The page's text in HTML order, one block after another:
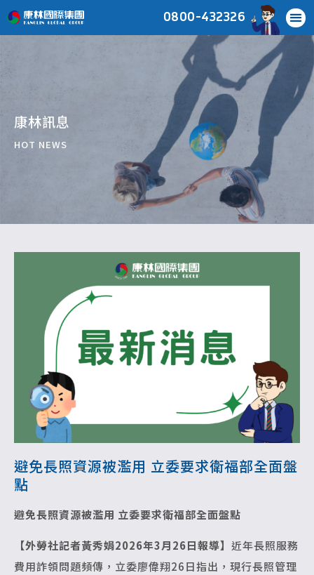
0800-432326
康林訊息
HOT NEWS
避免長照資源被濫用 立委要求衛福部全面盤
點
避免長照資源被濫用 立委要求衛福部全面盤點
【外勞社記者黃秀娟2026年3月26日報導】 近年長照服務
費用詐領問題頻傳，立委廖偉翔26日指出，現行長照管理